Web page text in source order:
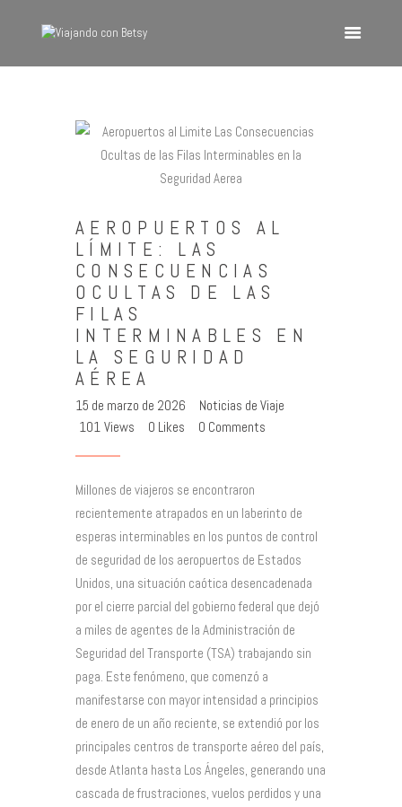
VIAJANDO CON BETSY
Inicio
América
Asia
Quienes Somos
Contacto
AEROPUERTOS AL
LÍMITE: LAS
CONSECUENCIAS
OCULTAS DE LAS
FILAS
INTERMINABLES EN
LA SEGURIDAD
AÉREA
15 de marzo de 2026
Noticias de Viaje
101 Views 0 Likes 0 Comments
Millones de viajeros se encontraron
recientemente atrapados en un laberinto de
esperas interminables en los puntos de control
de seguridad de los aeropuertos de Estados
Unidos, una situación caótica desencadenada
por el cierre parcial del gobierno federal que dejó
a miles de agentes de la Administración de
Seguridad del Transporte (TSA) trabajando sin
paga. Este fenómeno, que comenzó a
manifestarse con mayor intensidad a principios
de enero de un año reciente, se extendió por los
principales centros de transporte aéreo del país,
desde Atlanta hasta Los Ángeles, generando una
cascada de frustraciones, vuelos perdidos y una